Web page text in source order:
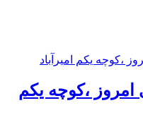
امروز ،کوچه یکم